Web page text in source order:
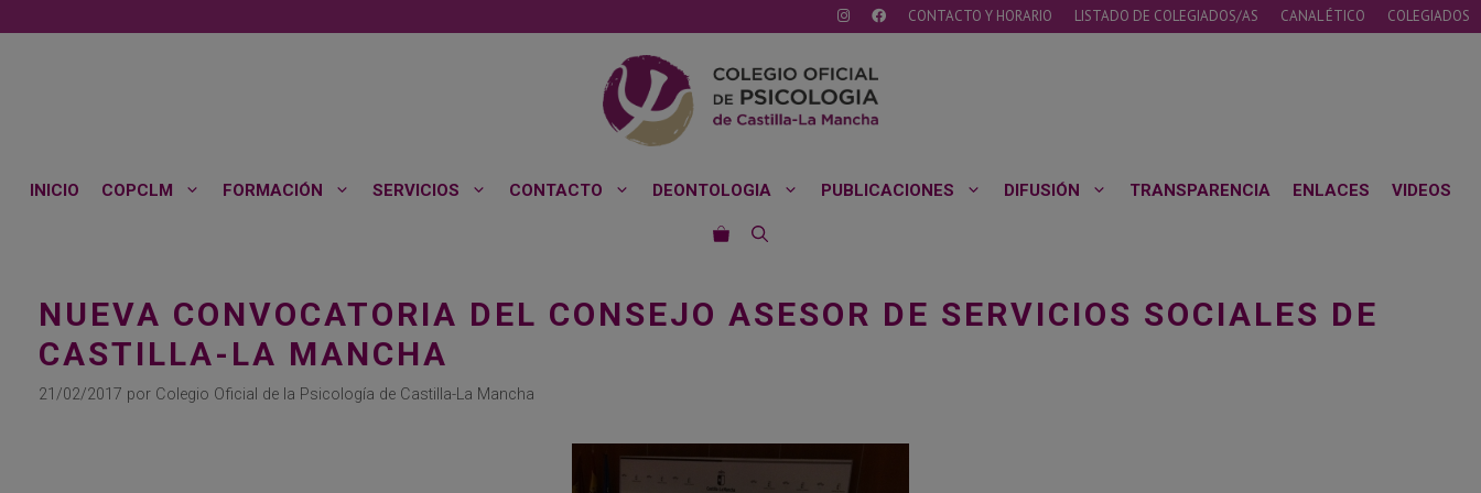
al
CONTACTO Y HORARIO LISTADO DE COLEGIADOS/AS CANAL ÉTICO COLEGIADOS
INICIO COPCLM FORMACIÓN SERVICIOS CONTACTO DEONTOLOGIA PUBLICACIONES DIFUSIÓN TRANSPARENCIA ENLACES VIDEOS
NUEVA CONVOCATORIA DEL CONSEJO ASESOR DE SERVICIOS SOCIALES DE
CASTILLA-LA MANCHA
21/02/2017 por Colegio Oficial de la Psicología de Castilla-La Mancha